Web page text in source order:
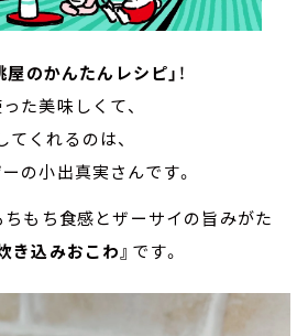
屋のかんたんレシピ」 ！
た美味しくて、
くれるのは、
の小出真実さんです。
ちもち食感とザーサイの旨みがた
き込みおこわ』 です。